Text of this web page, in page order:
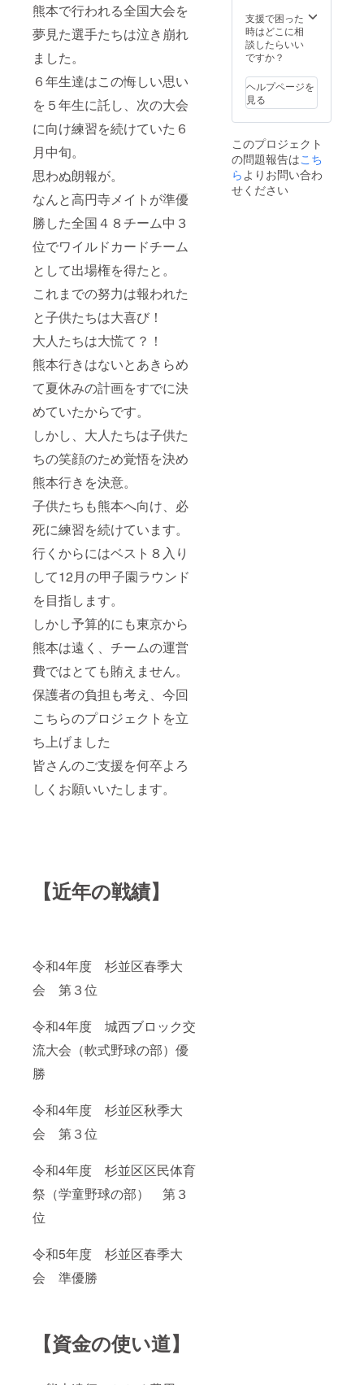
熊本で行われる全国大会を
夢見た選手たちは泣き崩れ
ました。
６年生達はこの悔しい思い
を５年生に託し、次の大会
に向け練習を続けていた６
月中旬。
思わぬ朗報が。
なんと高円寺メイトが準優
勝した全国４８チーム中３
位でワイルドカードチーム
として出場権を得たと。
これまでの努力は報われた
と子供たちは大喜び！
大人たちは大慌て？！
熊本行きはないとあきらめ
て夏休みの計画をすでに決
めていたからです。
しかし、大人たちは子供た
ちの笑顔のため覚悟を決め
熊本行きを決意。
子供たちも熊本へ向け、必
死に練習を続けています。
行くからにはベスト８入り
して12月の甲子園ラウンド
を目指します。
しかし予算的にも東京から
熊本は遠く、チームの運営
費ではとても賄えません。
保護者の負担も考え、今回
こちらのプロジェクトを立
ち上げました
皆さんのご支援を何卒よろ
しくお願いいたします。
【近年の戦績】
令和4年度 杉並区春季大
会 第３位
令和4年度 城西ブロック交
流大会（軟式野球の部）優
勝
令和4年度 杉並区秋季大
会 第３位
令和4年度 杉並区区民体育
祭（学童野球の部） 第３
位
令和5年度 杉並区春季大
会 準優勝
【資金の使い道】
信しま
す。 送
信は9月
10日頃
《チー
ム名入
りハン
カチ》
ズ 約
200mm
×200m
m
開する
ことは
禁止で
す。
報告の
お便り
につい
て》
ファイ
ルを
メール
で送信
しま
支援で困った
時はどこに相
談したらいい
ですか？
ヘルプページを
見る
このプロジェクト
の問題報告はこち
らよりお問い合わ
せください